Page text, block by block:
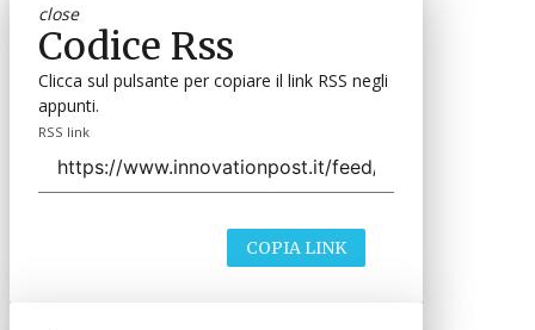
close
Codice Rss
Clicca sul pulsante per copiare il link RSS negli
appunti.
RSS link
COPIA LINK